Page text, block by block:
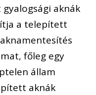
aknák
a telepített
főleg egy
állam
aknák